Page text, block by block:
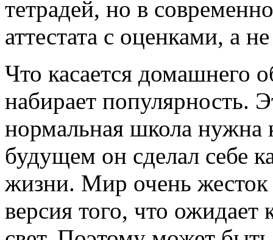
тетрадей, но в
аттестата с оценками, а
Что касается домашнего
набирает популярность.
нормальная школа нужна
будущем он сделал себе
жизни. Мир очень
версия того, что ожидает